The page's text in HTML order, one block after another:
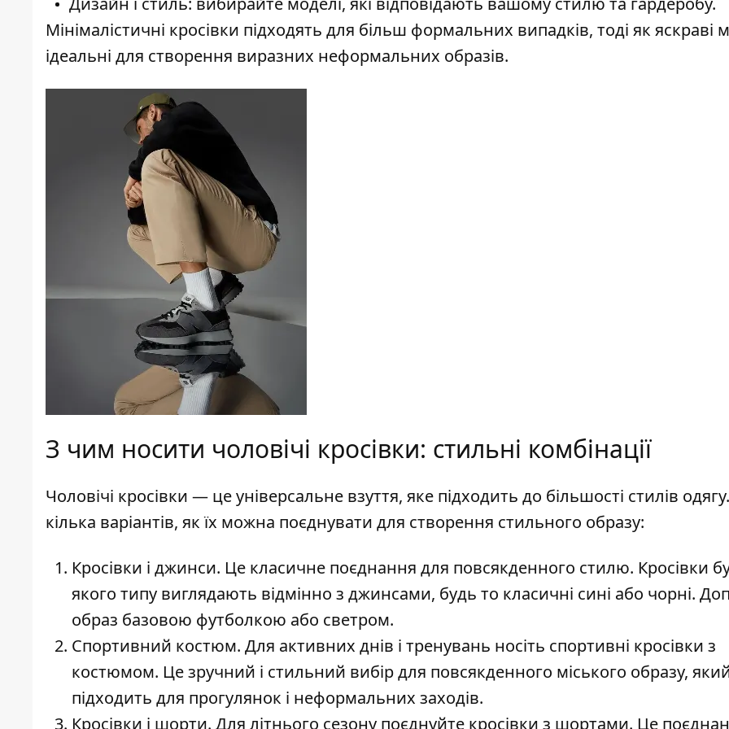
Мінімалістичні кросівки підходять для більш формальних випадків, тоді як яскраві
ідеальні для створення виразних неформальних образів.
З чим носити чоловічі кросівки: стильні комбінації
Чоловічі кросівки — це універсальне взуття, яке підходить до більшості стилів
кілька варіантів, як їх можна поєднувати для створення стильного образу:
Кросівки і джинси. Це класичне поєднання для повсякденного стилю. Кросівки
якого типу виглядають відмінно з джинсами, будь то класичні сині або чорні.
образ базовою футболкою або светром.
Спортивний костюм. Для активних днів і тренувань носіть спортивні кросівки з
костюмом. Це зручний і стильний вибір для повсякденного міського образу,
підходить для прогулянок і неформальних заходів.
Кросівки і шорти. Для літнього сезону поєднуйте кросівки з шортами. Це